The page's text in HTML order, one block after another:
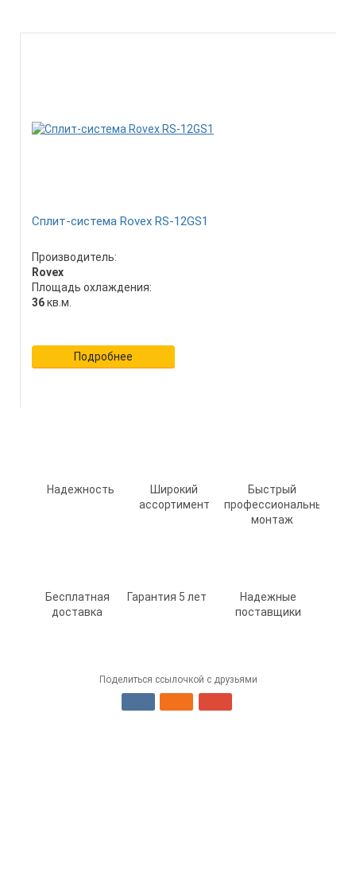
Сплит-система Rovex RS-12GS1
Производитель:
Rovex
Площадь охлаждения:
36кв.м.
Подробнее
Надежность
Широкий
ассортимент
Быстрый
профессиональный
монтаж
Бесплатная
доставка
Гарантия 5 лет
Надежные
поставщики
Поделиться ссылочкой с друзьями